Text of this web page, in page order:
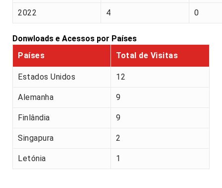
2022 4 0
Donwloads e Acessos por Países
Países
Total de Visitas
Estados Unidos 12
Alemanha 9
Finlândia 9
Singapura 2
Letónia 1